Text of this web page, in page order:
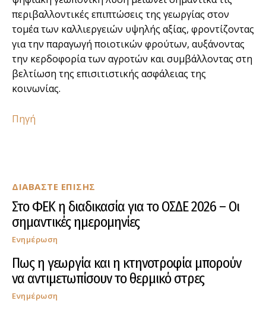
ΔΙΑΒΑΣΤΕ ΕΠΙΣΗΣ
Στο ΦΕΚ η διαδικασία για το ΟΣΔΕ 2026 – Οι
σημαντικές ημερομηνίες
Ενημέρωση
Πως η γεωργία και η κτηνοτροφία μπορούν
να αντιμετωπίσουν το θερμικό στρες
Ενημέρωση
περιβαλλοντικές επιπτώσεις της γεωργίας στον
τομέα των καλλιεργειών υψηλής αξίας, φροντίζοντας
για την παραγωγή ποιοτικών φρούτων, αυξάνοντας
την κερδοφορία των αγροτών και συμβάλλοντας στη
βελτίωση της επισιτιστικής ασφάλειας της
κοινωνίας.
Πηγή